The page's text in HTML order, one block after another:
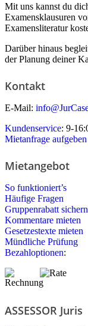
Mit uns kannst du
Examensklausuren
Examensliteratur
Darüber hinaus
der Planung deiner
Kontakt
E-Mail:
Kundenservice: 9-
Mietanfrage aufgeben
Mietangebot
So funktioniert’s
Häufige Fragen
Gruppenrabatt sichern
Kommentare mieten
Gesetzestexte mieten
Mündliche Prüfung
Bezahloptionen:
ASSESSOR Juris